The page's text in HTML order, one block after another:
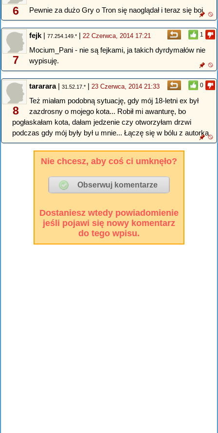
6 Pewnie za dużo Gry o Tron się naoglądał i teraz się boi
1
7
fejk | 77.254.149.* | 22 Czerwca, 2014 17:21
Mocium_Pani - nie są fejkami, ja takich dyrdymałów nie
wypisuję.
0
8
tararara| 31.52.17.* | 23 Czerwca, 2014 21:33
Też miałam podobną sytuację, gdy mój 18-letni ex był
zazdrosny o mojego kota... Robił mi awanturę, bo
pogłaskałam kota, dałam jedzenie czy otworzyłam drzwi
podczas gdy mój były był u mnie... Łączę się w bólu z autorką.
Nie chcesz, aby coś ci umknęło?
Dostaniesz wtedy powiadomienie
jeśli pojawi się nowy komentarz
do tego wpisu.